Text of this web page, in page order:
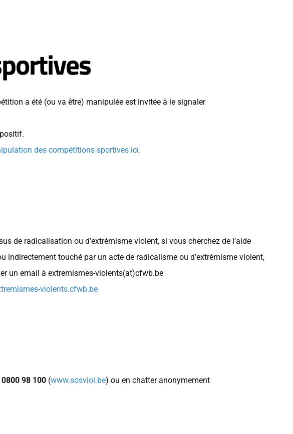
a été (ou va être) manipulée est invitée à le signaler
des compétitions sportives ici.
de radicalisation ou d’extrémisme violent, si vous cherchez de l’aide
indirectement touché par un acte de radicalisme ou d’extrémisme violent,
un email à extremismes-violents(at)cfwb.be
violents.cfwb.be
0800 98 100 (www.sosviol.be) ou en chatter anonymement